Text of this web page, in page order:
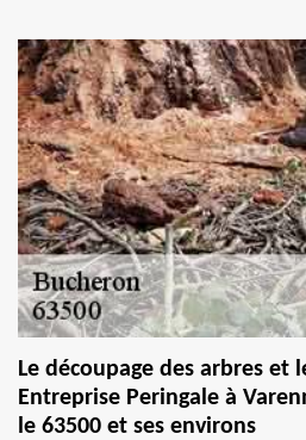
Le découpage des arbres et
Entreprise Peringale à
le 63500 et ses environs